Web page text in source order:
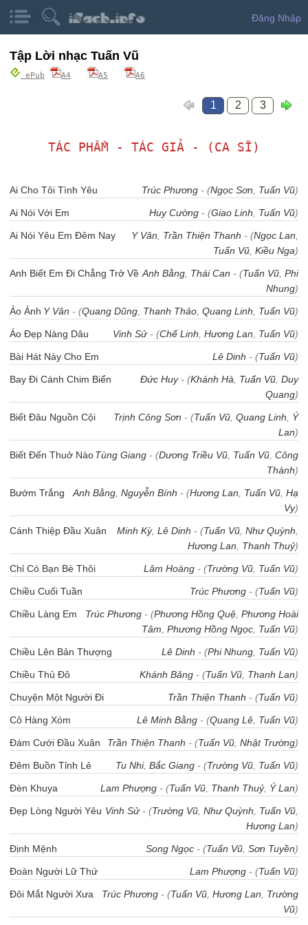
Đăng Nhập
Tập Lời nhạc Tuấn Vũ
ePub A4 A5 A6
1 2 3
TÁC PHẨM - TÁC GIẢ - (CA SĨ)
Ai Cho Tôi Tình Yêu Trúc Phương - (Ngọc Sơn Tuấn Vũ)
Ai Nói Với Em Huy Cường - (Giao Linh Tuấn Vũ)
Ai Nói Yêu Em Đêm Nay Y Vân Trần Thiện Thanh - (Ngọc Lan
Tuấn Vũ Kiều Nga)
Anh Biết Em Đi Chẳng Trở Về Anh Bằng Thái Can - (Tuấn Vũ Phi
Nhung)
Ảo Ảnh Y Vân - (Quang Dũng Thanh Thảo Quang Linh Tuấn Vũ)
Áo Đẹp Nàng Dâu Vinh Sử- (Chế Linh Hương Lan Tuấn Vũ)
Bài Hát Này Cho Em Lê Dinh - (Tuấn Vũ)
Bay Đi Cánh Chim Biển Đức Huy- (Khánh Hà Tuấn Vũ Duy
Quang)
Biết Đâu Nguồn Cội Trịnh Công Sơn - (Tuấn Vũ Quang Linh
Ý
Lan)
Biết Đến Thuở NàoTùng Giang - (Dương Triều Vũ Tuấn Vũ Công
Thành)
Bướm Trắng Anh Bằng Nguyễn Bính - (Hương Lan Tuấn Vũ Hạ
Vy)
Cánh Thiệp Đầu Xuân Minh Kỳ, Lê Dinh - (Tuấn Vũ Như Quỳnh
Hương Lan
Thanh Thuỷ)
Chỉ Có Bạn Bè Thôi Lâm Hoàng - (Trường Vũ Tuấn Vũ)
Chiều Cuối Tuần Trúc Phương - (Tuấn Vũ)
Chiều Làng Em Trúc Phương - (Phương Hồng Quệ Phương Hoài
Tâm Phương Hồng Ngọc Tuấn Vũ)
Chiều Lên Bản Thượng Lê Dinh - (Phi Nhung Tuấn Vũ)
Chiều Thủ Đô Khánh Băng - (Tuấn Vũ Thanh Lan)
Chuyện Một Người Đi Trần Thiện Thanh - (Tuấn Vũ)
Cô Hàng Xóm Lê Minh Bằng - (Quang Lê Tuấn Vũ)
Đám Cưới Đầu Xuân Trần Thiện Thanh - (Tuấn Vũ Nhật Trường)
Đêm Buồn Tỉnh Lẻ Tu Nhi, Bắc Giang - (Trường Vũ Tuấn Vũ)
Đèn Khuya Lam Phượng - (Tuấn Vũ Thanh Thuỷ, Ý Lan)
Đẹp Lòng Người Yêu Vinh Sử- (Trường Vũ Như Quỳnh Tuấn Vũ
Hương Lan)
Định Mệnh Song Ngọc - (Tuấn Vũ Sơn Tuyền)
Đoàn Người Lữ Thứ Lam Phượng - (Tuấn Vũ)
Đôi Mắt Người Xưa Trúc Phương - (Tuấn Vũ Hương Lan
Trường
Vũ)